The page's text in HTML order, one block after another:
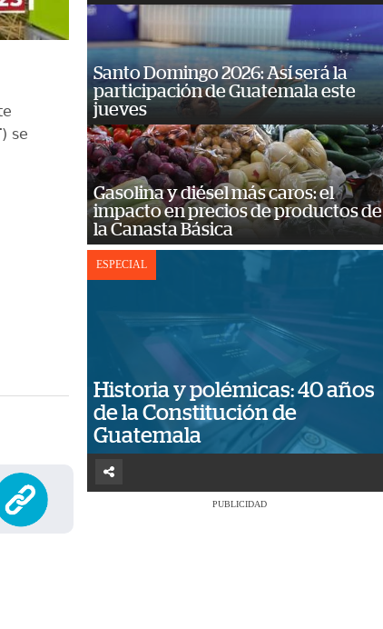
) se
Santo Domingo 2026: Así será la
participación de Guatemala este
jueves
Gasolina y diésel más caros: el
impacto en precios de productos de
la Canasta Básica
ESPECIAL
Historia y polémicas: 40 años
de la Constitución de
Guatemala
PUBLICIDAD